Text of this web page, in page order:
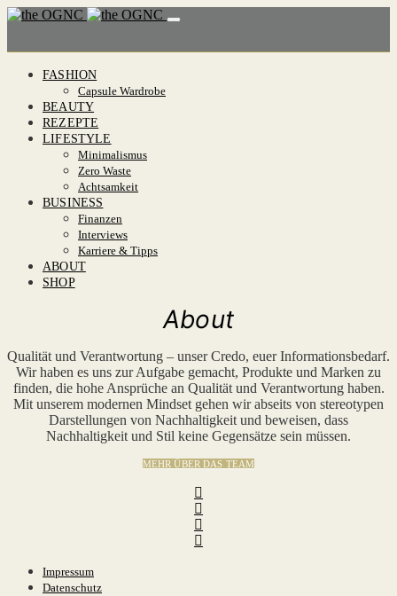
FASHION
Capsule Wardrobe
BEAUTY
REZEPTE
LIFESTYLE
Minimalismus
Zero Waste
Achtsamkeit
BUSINESS
Finanzen
Interviews
Karriere & Tipps
ABOUT
SHOP
About
Qualität und Verantwortung – unser Credo, euer Informationsbedarf.
Wir haben es uns zur Aufgabe gemacht, Produkte und Marken zu
finden, die hohe Ansprüche an Qualität und Verantwortung haben.
Mit unserem modernen Mindset gehen wir abseits von stereotypen
Darstellungen von Nachhaltigkeit und beweisen, dass
Nachhaltigkeit und Stil keine Gegensätze sein müssen.
MEHR ÜBER DAS TEAM
Impressum
Datenschutz